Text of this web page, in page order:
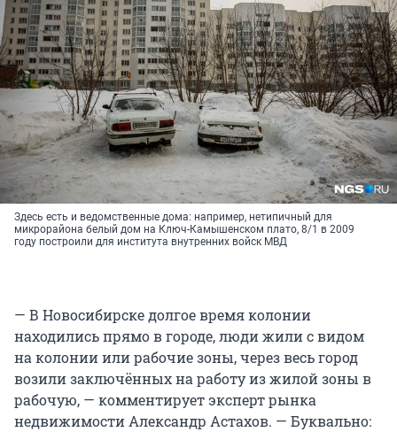
Здесь есть и ведомственные дома: например, нетипичный для
микрорайона белый дом на Ключ-Камышенском плато, 8/1 в 2009
году построили для института внутренних войск МВД
— В Новосибирске долгое время колонии
находились прямо в городе, люди жили с видом
на колонии или рабочие зоны, через весь город
возили заключённых на работу из жилой зоны в
рабочую, — комментирует эксперт рынка
недвижимости Александр Астахов. — Буквально: